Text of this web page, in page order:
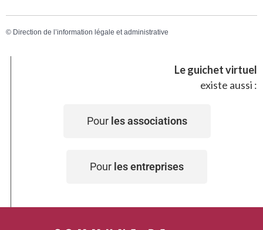
© Direction de l’information légale et administrative
Le guichet virtuel
existe aussi :
Pour les associations
Pour les entreprises